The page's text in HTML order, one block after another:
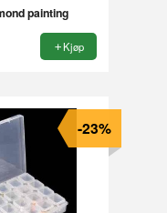
painting
Kjøp
-23%